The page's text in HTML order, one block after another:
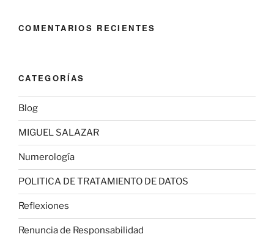
COMENTARIOS RECIENTES
CATEGORÍAS
Blog
MIGUEL SALAZAR
Numerología
POLITICA DE TRATAMIENTO DE DATOS
Reflexiones
Renuncia de Responsabilidad